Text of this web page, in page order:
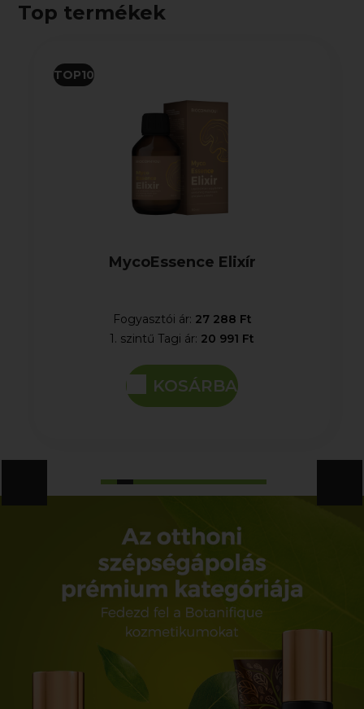
Top termékek
TOP10
MycoEssence Elixír
Fogyasztói ár: 27 288 Ft
1. szintű Tagi ár: 20 991 Ft
KOSÁRBA